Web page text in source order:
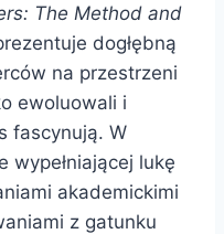
The Method and
dogłębną
na przestrzeni
ewoluowali i
fascynują. W
wypełniającej lukę
akademickimi
z gatunku